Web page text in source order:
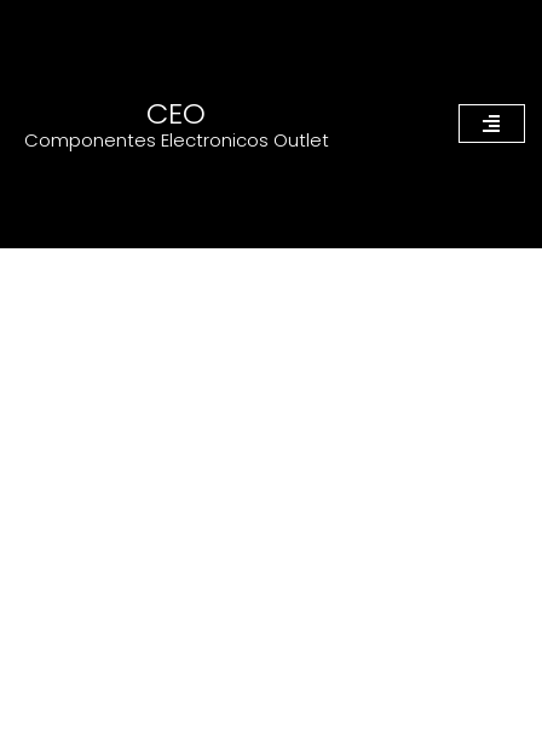
CEO
Componentes Electronicos Outlet